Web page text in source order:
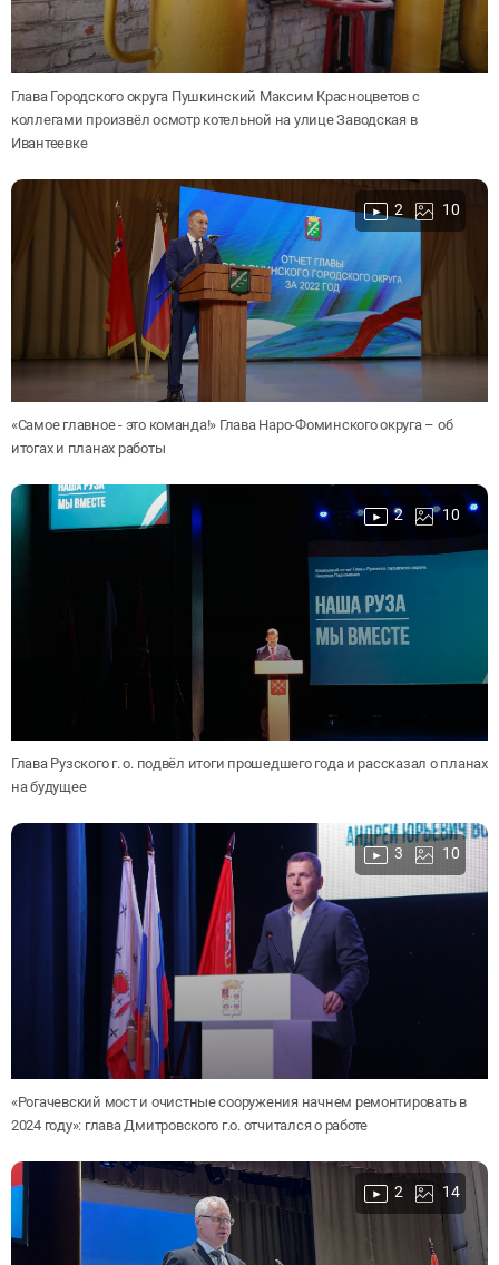
Глава Городского округа Пушкинский Максим Красноцветов с
коллегами произвёл осмотр котельной на улице Заводская в
Ивантеевке
2 10
«Самое главное - это команда!» Глава Наро-Фоминского округа – об
итогах и планах работы
2 10
Глава Рузского г. о. подвёл итоги прошедшего года и рассказал о планах
на будущее
3 10
«Рогачевский мост и очистные сооружения начнем ремонтировать в
2024 году»: глава Дмитровского г.о. отчитался о работе
2 14